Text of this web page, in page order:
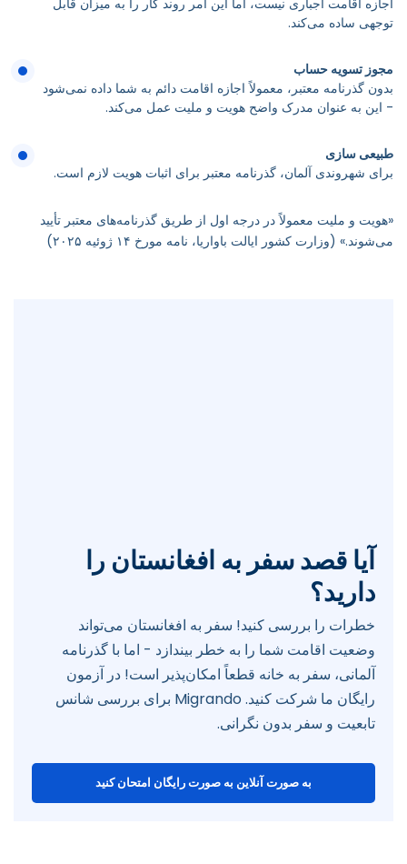
توجهی ساده می‌کند.
مجوز تسویه حساب
بدون گذرنامه معتبر، معمولاً اجازه اقامت دائم به شما داده نمی‌شود
- این به عنوان مدرک واضح هویت و ملیت عمل می‌کند.
طبیعی سازی
برای شهروندی آلمان، گذرنامه معتبر برای اثبات هویت لازم است.
«هویت و ملیت معمولاً در درجه اول از طریق گذرنامه‌های معتبر تأیید
می‌شوند.» (وزارت کشور ایالت باواریا، نامه مورخ ۱۴ ژوئیه ۲۰۲۵)
آیا قصد سفر به افغانستان را
دارید؟
خطرات را بررسی کنید! سفر به افغانستان می‌تواند
وضعیت اقامت شما را به خطر بیندازد - اما با گذرنامه
آلمانی، سفر به خانه قطعاً امکان‌پذیر است! در آزمون
رایگان ما شرکت کنید. Migrando برای بررسی شانس
تابعیت و سفر بدون نگرانی.
به صورت آنلاین به صورت رایگان امتحان کنید